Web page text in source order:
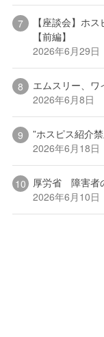
【座談会】ホ
【前編】
2026年6月29日
エムスリー、
2026年6月8日
”ホスピス紹介
2026年6月18日
厚労省 障害者
2026年6月10日